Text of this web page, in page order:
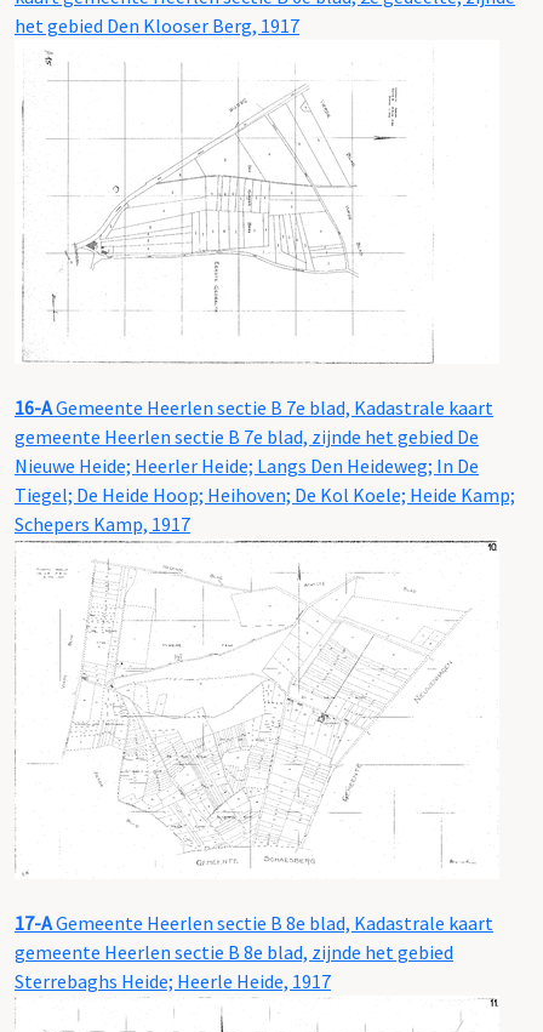
het gebied Den Klooser Berg, 1917
16-AGemeente Heerlen sectie B 7e blad, Kadastrale kaart
gemeente Heerlen sectie B 7e blad, zijnde het gebied De
Nieuwe Heide; Heerler Heide; Langs Den Heideweg; In De
Tiegel; De Heide Hoop; Heihoven; De Kol Koele; Heide Kamp;
Schepers Kamp, 1917
17-AGemeente Heerlen sectie B 8e blad, Kadastrale kaart
gemeente Heerlen sectie B 8e blad, zijnde het gebied
Sterrebaghs Heide; Heerle Heide, 1917